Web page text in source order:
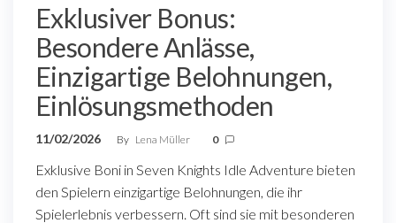
Exklusiver Bonus:
Besondere Anlässe,
Einzigartige Belohnungen,
Einlösungsmethoden
11/02/2026 By Lena Müller 0
Exklusive Boni in Seven Knights Idle Adventure bieten
den Spielern einzigartige Belohnungen, die ihr
Spielerlebnis verbessern. Oft sind sie mit besonderen